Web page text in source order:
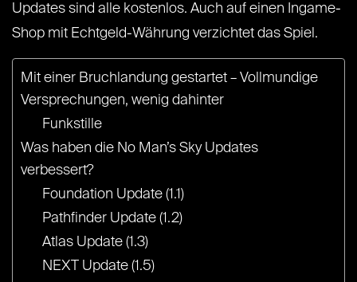
Updates sind alle kostenlos. Auch auf einen Ingame-
Shop mit Echtgeld-Währung verzichtet das Spiel.
Mit einer Bruchlandung gestartet – Vollmundige
Versprechungen, wenig dahinter
Funkstille
Was haben die No Man’s Sky Updates
verbessert?
Foundation Update (1.1)
Pathfinder Update (1.2)
Atlas Update (1.3)
NEXT Update (1.5)